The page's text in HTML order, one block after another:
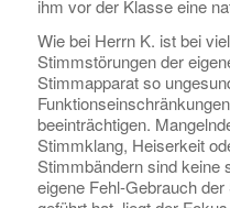
ihm vor der Klasse eine
Wie bei Herrn K. ist bei
Stimmstörungen der
Stimmapparat so
beeinträchtigen.
Stimmklang, Heiserkeit
Stimmbändern sind keine
eigene Fehl-Gebrauch